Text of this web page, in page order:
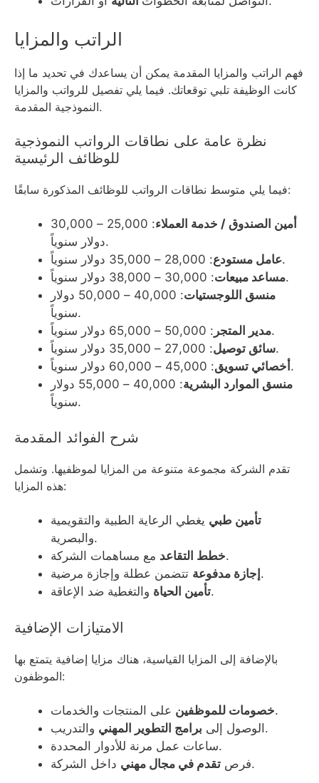
الراتب والمزايا
فهم الراتب والمزايا المقدمة يمكن أن يساعدك في تحديد ما إذا
كانت الوظيفة تلبي توقعاتك. فيما يلي تفصيل للرواتب والمزايا
النموذجية المقدمة.
نظرة عامة على نطاقات الرواتب النموذجية
للوظائف الرئيسية
فيما يلي متوسط نطاقات الرواتب للوظائف المذكورة سابقًا:
أمين الصندوق / خدمة العملاء
: 25,000 – 30,000
دولار سنوياً.
عامل مستودع: 28,000 – 35,000 دولار سنوياً.
مساعد مبيعات: 30,000 – 38,000 دولار سنوياً.
منسق اللوجستيات
: 40,000 – 50,000 دولار
سنوياً.
مدير المتجر: 50,000 – 65,000 دولار سنوياً.
سائق توصيل: 27,000 – 35,000 دولار سنوياً.
أخصائي تسويق: 45,000 – 60,000 دولار سنوياً.
منسق الموارد البشرية
: 40,000 – 55,000 دولار
سنوياً.
شرح الفوائد المقدمة
تقدم الشركة مجموعة متنوعة من المزايا لموظفيها. وتشمل
هذه المزايا:
تأمين طبي يغطي الرعاية الطبية والتقويمية
والبصرية.
خطط التقاعدمع مساهمات الشركة.
إجازة مدفوعةتتضمن عطلة وإجازة مرضية.
تأمين الحياةوالتغطية ضد الإعاقة.
الامتيازات الإضافية
بالإضافة إلى المزايا القياسية، هناك مزايا إضافية يتمتع بها
الموظفون:
خصومات للموظفينعلى المنتجات والخدمات.
الوصول إلى برامج التطوير المهني
والتدريب.
ساعات عمل مرنة للأدوار المحددة.
فرص تقدم في مجال مهني داخل الشركة.